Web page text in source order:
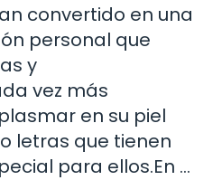
convertido en una
personal que
y
vez más
en su piel
letras que tienen
para ellos.En …